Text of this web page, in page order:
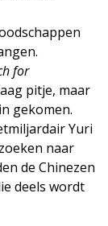
for
pitje, maar
gekomen.
Yuri
naar
de Chinezen
deels wordt